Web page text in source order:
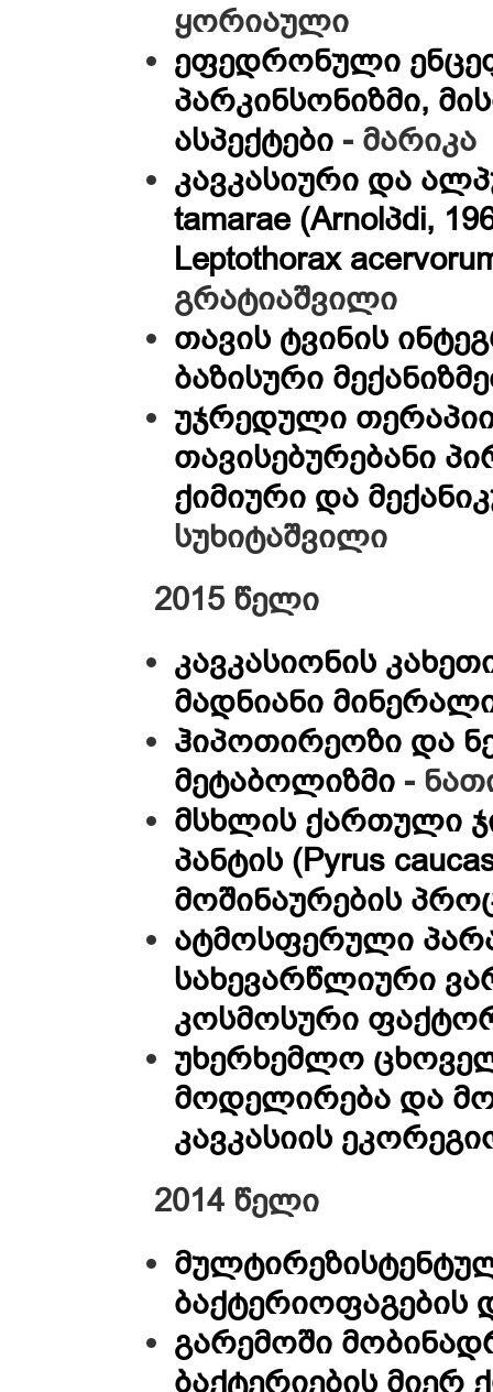
ყორიაული
ეფედრონული
პარკინსონიზმი,
ასპექტები -
კავკასიური და
tamarae (Arnolპdi,
Leptothorax
გრატიაშვილი
თავის ტვინის
ბაზისური
უჯრედული
თავისებურებანი
ქიმიური და
სუხიტაშვილი
2015 წელი
კავკასიონის
მადნიანი
ჰიპოთირეოზი და
მეტაბოლიზმი -
მსხლის ქართული
პანტის (Pyrus
მოშინაურების
ატმოსფერული
სახევარწლიური
კოსმოსური
უხერხემლო
მოდელირება და
კავკასიის
2014 წელი
ბაქტერიოფაგების
გარემოში
ბაქტერიების მიერ